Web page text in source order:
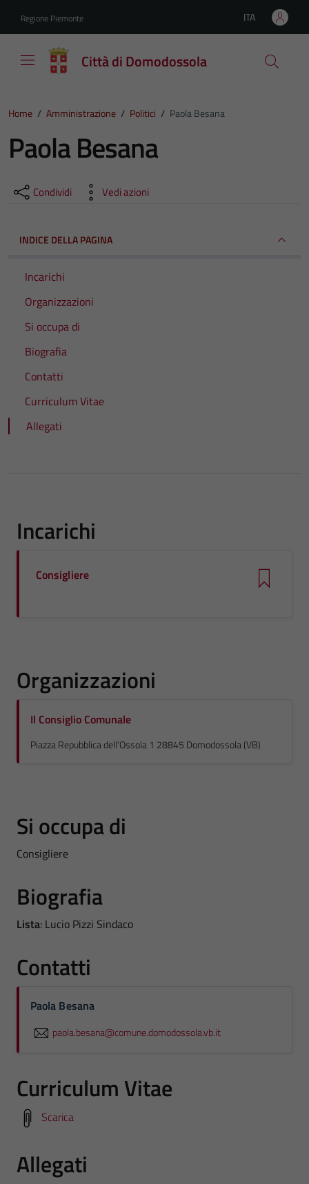
Regione Piemonte Lingua attiva:
ITA
Città di Domodossola
Home / Amministrazione / Politici / Paola Besana
Paola Besana
Condividi Vedi azioni
INDICE DELLA PAGINA
Incarichi
Organizzazioni
Si occupa di
Biografia
Contatti
Curriculum Vitae
Allegati
Incarichi
Consigliere
Organizzazioni
Il Consiglio Comunale
Piazza Repubblica dell'Ossola 1 28845 Domodossola (VB)
Si occupa di
Consigliere
Biografia
Lista: Lucio Pizzi Sindaco
Contatti
Paola Besana
paola.besana@comune.domodossola.vb.it
Curriculum Vitae
Scarica
Allegati